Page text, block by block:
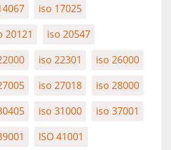
iso 17025
20121
iso 20547
iso 22301
iso 26000
iso 27018
iso 28000
iso 31000
iso 37001
ISO 41001